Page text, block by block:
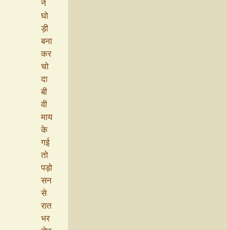
ने
घो
ड़ी
बना
कर
चो
दा
बी
वी
माय
के
गई
तो
पड़ो
सन
से
रात
भर